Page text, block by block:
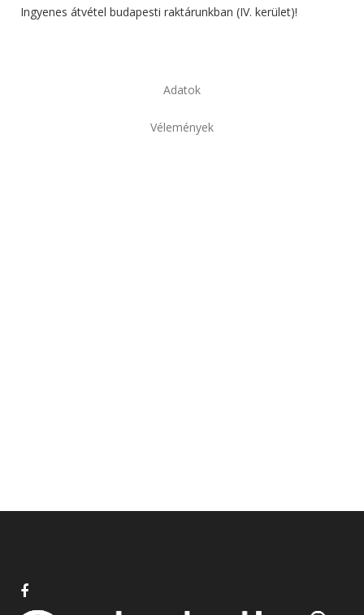
Ingyenes átvétel budapesti raktárunkban (IV. kerület)!
Adatok
Vélemények